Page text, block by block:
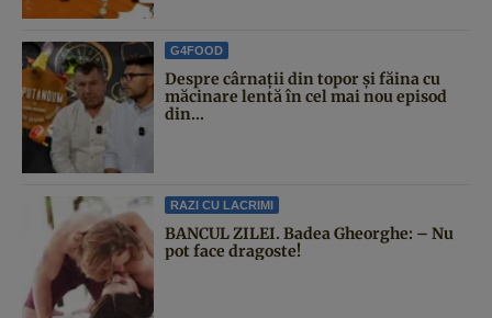
G4FOOD
Despre cârnații din topor și făina cu
măcinare lentă în cel mai nou episod
din...
RAZI CU LACRIMI
BANCUL ZILEI. Badea Gheorghe: – Nu
pot face dragoste!